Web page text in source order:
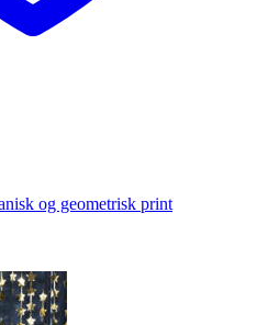
og geometrisk print